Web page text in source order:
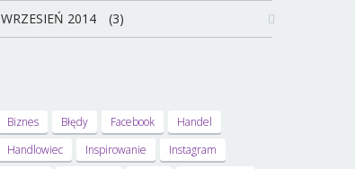
WRZESIEŃ 2014 (3)
Biznes Błędy Facebook
Handel
Handlowiec
Inspirowanie
Instagram